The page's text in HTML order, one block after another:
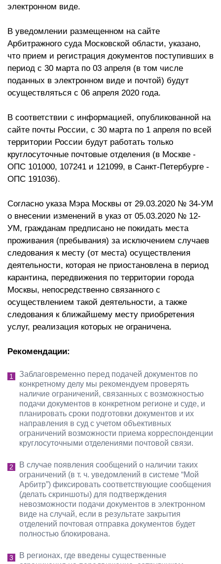
электронном виде.
В уведомлении размещенном на сайте
Арбитражного суда Московской области, указано,
что прием и регистрация документов поступивших в
период с 30 марта по 03 апреля (в том числе
поданных в электронном виде и почтой) будут
осуществляться с 06 апреля 2020 года.
В соответствии с информацией, опубликованной на
сайте почты России, с 30 марта по 1 апреля по всей
территории России будут работать только
круглосуточные почтовые отделения (в Москве -
ОПС 101000, 107241 и 121099, в Санкт-Петербурге -
ОПС 191036).
Согласно указа Мэра Москвы от 29.03.2020 № 34-УМ
о внесении изменений в указ от 05.03.2020 № 12-
УМ, гражданам предписано не покидать места
проживания (пребывания) за исключением случаев
следования к месту (от места) осуществления
деятельности, которая не приостановлена в период
карантина, передвижения по территории города
Москвы, непосредственно связанного с
осуществлением такой деятельности, а также
следования к ближайшему месту приобретения
услуг, реализация которых не ограничена.
Рекомендации:
Заблаговременно перед подачей документов по
конкретному делу мы рекомендуем проверять
наличие ограничений, связанных с возможностью
подачи документов в конкретном регионе и суде, и
планировать сроки подготовки документов и их
направления в суд с учетом объективных
ограничений возможности приема корреспонденции
круглосуточными отделениями почтовой связи.
В случае появления сообщений о наличии таких
ограничений (в т. ч. уведомлений в системе “Мой
Арбитр”) фиксировать соответствующие сообщения
(делать скриншоты) для подтверждения
невозможности подачи документов в электронном
виде на случай, если в результате закрытия
отделений почтовая отправка документов будет
полностью блокирована.
В регионах, где введены существенные